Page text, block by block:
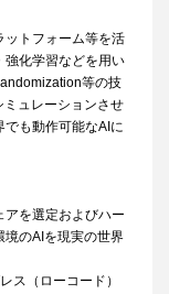
ットフォーム等を活
強化学習などを用い
等の技
ュレーションさせ
も動作可能なAIに
アを選定およびハー
境のAIを現実の世界
ス（ローコード）